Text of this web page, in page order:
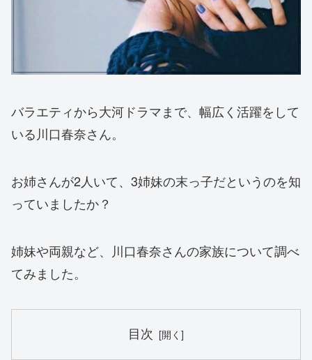
バラエティから大河ドラマまで、幅広く活躍をして
いる川口春奈さん。
お姉さんが2人いて、3姉妹の末っ子だというのを知
っていましたか？
姉妹や両親など、川口春奈さんの家族について調べ
てみました。
目次